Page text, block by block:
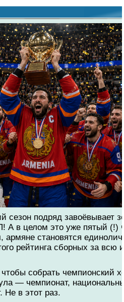
сезон подряд завоёвывает
А в целом это уже пятый (!)
армяне становятся
рейтинга сборных за всю
собрать чемпионский
— чемпионат,
Не в этот раз.